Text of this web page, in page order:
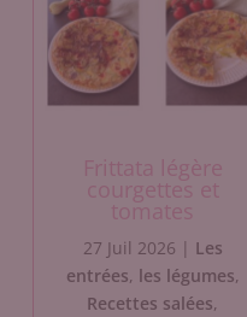
Frittata légère
courgettes et
tomates
27 Juil 2026 | Les
entrées, les légumes,
Recettes salées,